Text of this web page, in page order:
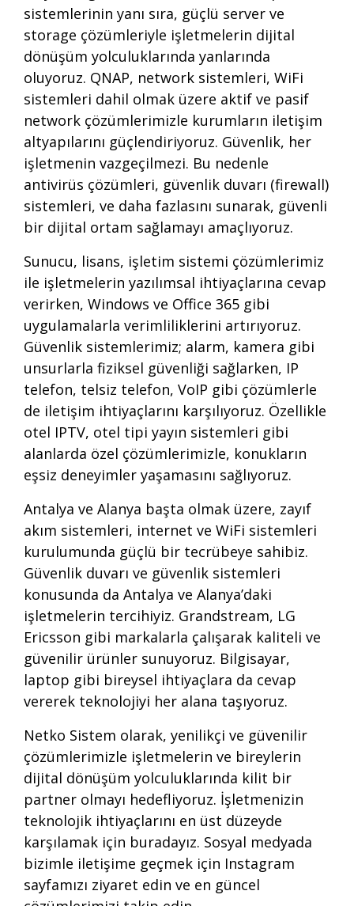
sistemlerinin yanı sıra, güçlü server ve
storage çözümleriyle işletmelerin dijital
dönüşüm yolculuklarında yanlarında
oluyoruz. QNAP, network sistemleri, WiFi
sistemleri dahil olmak üzere aktif ve pasif
network çözümlerimizle kurumların iletişim
altyapılarını güçlendiriyoruz. Güvenlik, her
işletmenin vazgeçilmezi. Bu nedenle
antivirüs çözümleri, güvenlik duvarı (firewall)
sistemleri, ve daha fazlasını sunarak, güvenli
bir dijital ortam sağlamayı amaçlıyoruz.
Sunucu, lisans, işletim sistemi çözümlerimiz
ile işletmelerin yazılımsal ihtiyaçlarına cevap
verirken, Windows ve Office 365 gibi
uygulamalarla verimliliklerini artırıyoruz.
Güvenlik sistemlerimiz; alarm, kamera gibi
unsurlarla fiziksel güvenliği sağlarken, IP
telefon, telsiz telefon, VoIP gibi çözümlerle
de iletişim ihtiyaçlarını karşılıyoruz. Özellikle
otel IPTV, otel tipi yayın sistemleri gibi
alanlarda özel çözümlerimizle, konukların
eşsiz deneyimler yaşamasını sağlıyoruz.
Antalya ve Alanya başta olmak üzere, zayıf
akım sistemleri, internet ve WiFi sistemleri
kurulumunda güçlü bir tecrübeye sahibiz.
Güvenlik duvarı ve güvenlik sistemleri
konusunda da Antalya ve Alanya’daki
işletmelerin tercihiyiz. Grandstream, LG
Ericsson gibi markalarla çalışarak kaliteli ve
güvenilir ürünler sunuyoruz. Bilgisayar,
laptop gibi bireysel ihtiyaçlara da cevap
vererek teknolojiyi her alana taşıyoruz.
Netko Sistem olarak, yenilikçi ve güvenilir
çözümlerimizle işletmelerin ve bireylerin
dijital dönüşüm yolculuklarında kilit bir
partner olmayı hedefliyoruz. İşletmenizin
teknolojik ihtiyaçlarını en üst düzeyde
karşılamak için buradayız. Sosyal medyada
bizimle iletişime geçmek için Instagram
sayfamızı ziyaret edin ve en güncel